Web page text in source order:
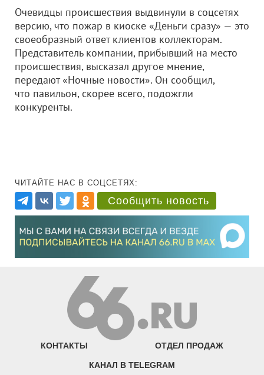
Очевидцы происшествия выдвинули в соцсетях
версию, что пожар в киоске «Деньги сразу» — это
своеобразный ответ клиентов коллекторам.
Представитель компании, прибывший на место
происшествия, высказал другое мнение,
передают «Ночные новости». Он сообщил,
что павильон, скорее всего, подожгли
конкуренты.
ЧИТАЙТЕ НАС В СОЦСЕТЯХ:
Сообщить новость
КОНТАКТЫ ОТДЕЛ ПРОДАЖ
КАНАЛ В TELEGRAM